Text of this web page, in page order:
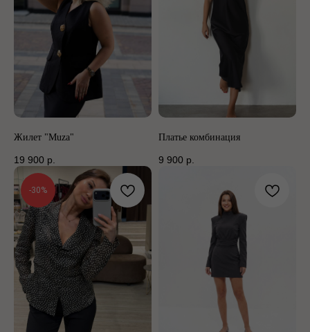
Жилет "Muza"
19 900 р.
Платье комбинация
9 900 р.
-30%